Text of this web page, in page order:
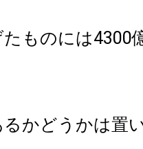
ものには4300
かどうかは置